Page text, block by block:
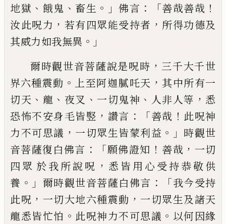
地獄 、 餓鬼 、 畜生 。」 佛言 ：「善哉善哉 ！
汝此呪力 ， 若有四眾能受持者 ， 所得功德及
其威力如我無異 。」
爾時觀世音菩薩說是呪時 ， 三千大千世
界六種震動 。 上至阿迦膩吒天 ， 其中所有一
切天 、 龍 、 夜叉 、 一切鬼神 、 人非人等 ， 悉
恐怖不安身毛皆竪 ， 讚言 ：「善哉 ！ 此呪神
力不可思議 ， 一切眾生皆蒙利益 。」 時觀世
音菩薩復白佛言 ：「願佛證知 ！ 善哉 ， 一切
四眾 於我所說呪 ， 悉皆 用心受持恭敬供
養 。」 爾時觀世音菩薩白佛言 ：「我今受持
此呪 ， 一切大地六種震動 ， 一切眾生及諸天
龍悉皆忙怕 。 此呪神力不可思議 。 以何因緣